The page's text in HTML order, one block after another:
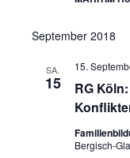
September 2018
SA.
15
RG
15.
Bergisch-